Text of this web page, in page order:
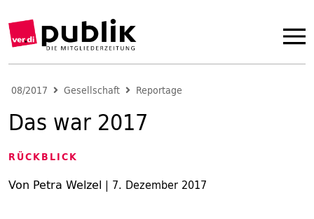
08/2017 Gesellschaft Reportage
Das war 2017
RÜCKBLICK
Von Petra Welzel | 7. Dezember 2017